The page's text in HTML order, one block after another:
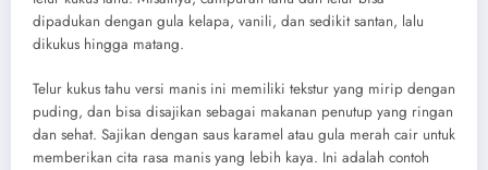
dipadukan dengan gula kelapa, vanili, dan sedikit santan, lalu
dikukus hingga matang.
Telur kukus tahu versi manis ini memiliki tekstur yang mirip dengan
puding, dan bisa disajikan sebagai makanan penutup yang ringan
dan sehat. Sajikan dengan saus karamel atau gula merah cair untuk
memberikan cita rasa manis yang lebih kaya. Ini adalah contoh